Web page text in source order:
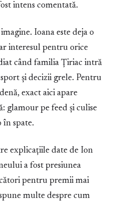
intens comentată.
Ioana este deja o
interesul pentru orice
când familia Țiriac intră
și decizii grele. Pentru
exact aici apare
glamour pe feed și culise
în spate.
explicațiile date de Ion
a fost presiunea
pentru premii mai
multe despre cum